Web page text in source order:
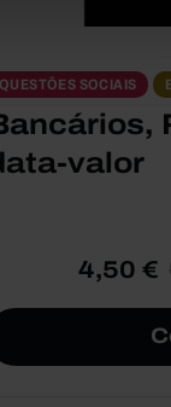
QUESTÕES SOCIAIS
valor
4,50 €